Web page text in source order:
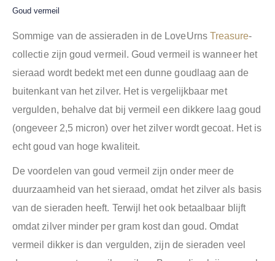
Goud vermeil
Sommige van de assieraden in de LoveUrns Treasure-
collectie zijn goud vermeil. ​​Goud vermeil is wanneer het
sieraad wordt bedekt met een dunne goudlaag aan de
buitenkant van het zilver. Het is vergelijkbaar met
vergulden, behalve dat bij vermeil een dikkere laag goud
(ongeveer 2,5 micron) over het zilver wordt gecoat. Het is
echt goud van hoge kwaliteit.
De voordelen van goud vermeil zijn onder meer de
duurzaamheid van het sieraad, omdat het zilver als basis
van de sieraden heeft. Terwijl het ook betaalbaar blijft
omdat zilver minder per gram kost dan goud. Omdat
vermeil dikker is dan vergulden, zijn de sieraden veel